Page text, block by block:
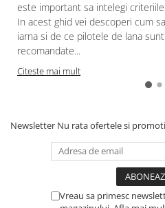
este important sa intelegi
In acest ghid vei descoperi cum
iarna si de ce pilotele de lana
recomandate...
Citeste mai mult
Newsletter Nu rata ofertele si
Vreau sa primesc